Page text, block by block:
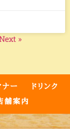
»
ナー
ドリンク
舗案内